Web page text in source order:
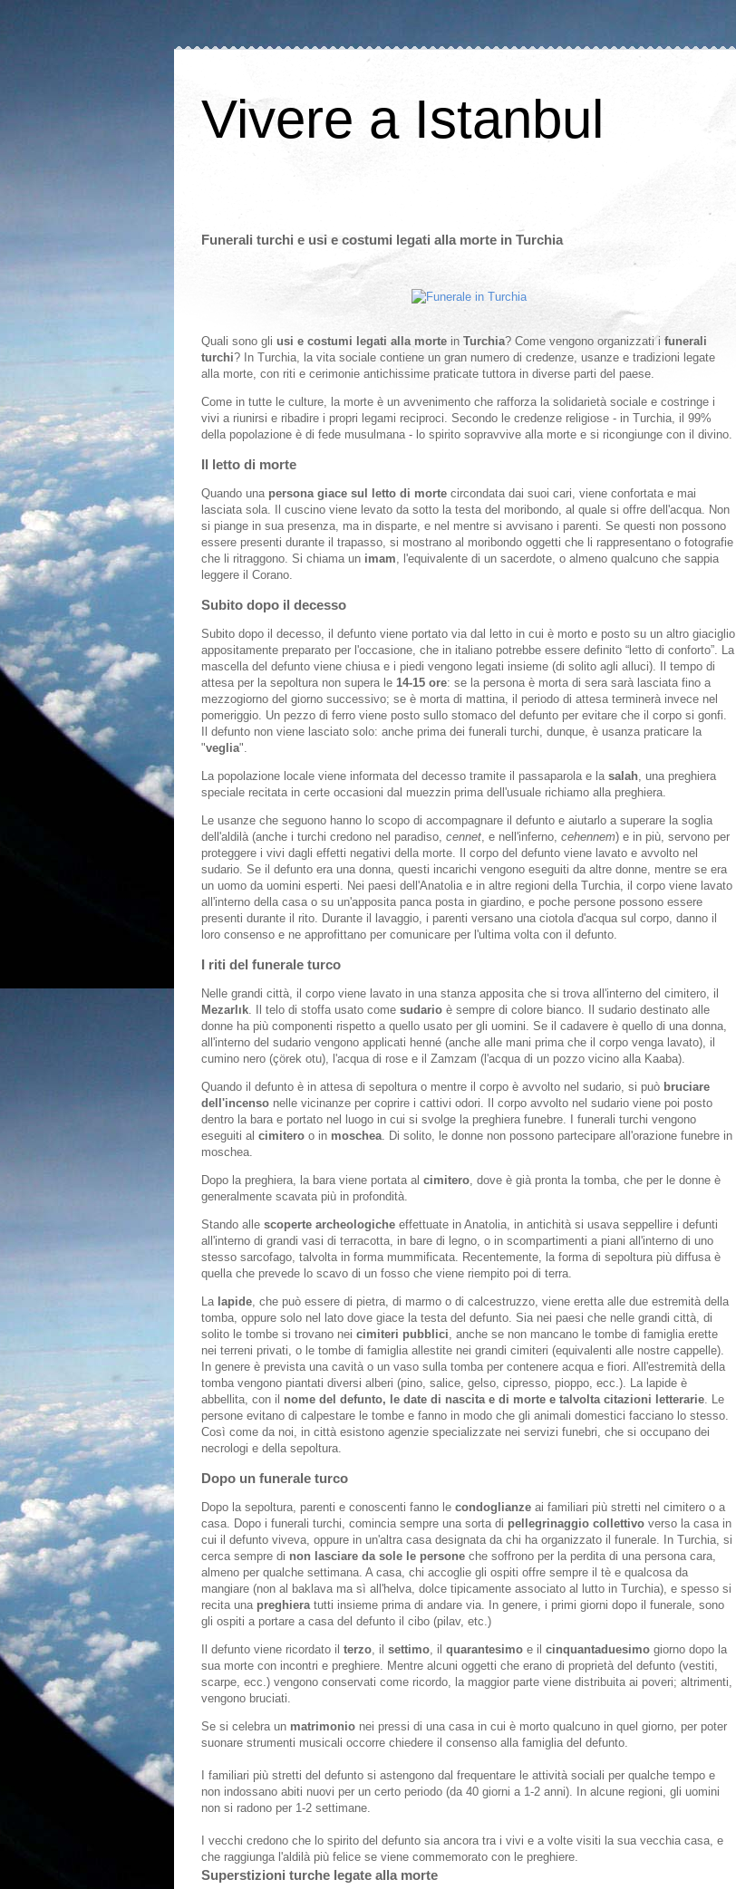
Vivere a Istanbul
Funerali turchi e usi e costumi legati alla morte in Turchia
Quali sono gli usi e costumi legati alla morte in Turchia? Come vengono organizzati i funerali
turchi? In Turchia, la vita sociale contiene un gran numero di credenze, usanze e tradizioni legate
alla morte, con riti e cerimonie antichissime praticate tuttora in diverse parti del paese.
Come in tutte le culture, la morte è un avvenimento che rafforza la solidarietà sociale e costringe i
vivi a riunirsi e ribadire i propri legami reciproci. Secondo le credenze religiose - in Turchia, il 99%
della popolazione è di fede musulmana - lo spirito sopravvive alla morte e si ricongiunge con il divino.
Il letto di morte
Quando unapersona giace sul letto di morte circondata dai suoi cari, viene confortata e mai
lasciata sola. Il cuscino viene levato da sotto la testa del moribondo, al quale si offre dell'acqua. Non
si piange in sua presenza, ma in disparte, e nel mentre si avvisano i parenti. Se questi non possono
essere presenti durante il trapasso, si mostrano al moribondo oggetti che li rappresentano o fotografie
che li ritraggono. Si chiama un imam, l'equivalente di un sacerdote, o almeno qualcuno che sappia
leggere il Corano.
Subito dopo il decesso
Subito dopo il decesso, il defunto viene portato via dal letto in cui è morto e posto su un altro giaciglio
appositamente preparato per l'occasione, che in italiano potrebbe essere definito “letto di conforto”. La
mascella del defunto viene chiusa e i piedi vengono legati insieme (di solito agli alluci). Il tempo di
attesa per la sepoltura non supera le 14-15 ore: se la persona è morta di sera sarà lasciata fino a
mezzogiorno del giorno successivo; se è morta di mattina, il periodo di attesa terminerà invece nel
pomeriggio. Un pezzo di ferro viene posto sullo stomaco del defunto per evitare che il corpo si gonfi.
Il defunto non viene lasciato solo: anche prima dei funerali turchi, dunque, è usanza praticare la
"veglia".
La popolazione locale viene informata del decesso tramite il passaparola e la salah, una preghiera
speciale recitata in certe occasioni dal muezzin prima dell'usuale richiamo alla preghiera.
Le usanze che seguono hanno lo scopo di accompagnare il defunto e aiutarlo a superare la soglia
dell'aldilà (anche i turchi credono nel paradiso, cennet, e nell'inferno, cehennem) e in più, servono per
proteggere i vivi dagli effetti negativi della morte. Il corpo del defunto viene lavato e avvolto nel
sudario. Se il defunto era una donna, questi incarichi vengono eseguiti da altre donne, mentre se era
un uomo da uomini esperti. Nei paesi dell'Anatolia e in altre regioni della Turchia, il corpo viene lavato
all'interno della casa o su un'apposita panca posta in giardino, e poche persone possono essere
presenti durante il rito. Durante il lavaggio, i parenti versano una ciotola d'acqua sul corpo, danno il
loro consenso e ne approfittano per comunicare per l'ultima volta con il defunto.
I riti del funerale turco
Nelle grandi città, il corpo viene lavato in una stanza apposita che si trova all'interno del cimitero, il
Mezarlık. Il telo di stoffa usato come sudario è sempre di colore bianco. Il sudario destinato alle
donne ha più componenti rispetto a quello usato per gli uomini. Se il cadavere è quello di una donna,
all'interno del sudario vengono applicati henné (anche alle mani prima che il corpo venga lavato), il
cumino nero (çörek otu), l'acqua di rose e il Zamzam (l'acqua di un pozzo vicino alla Kaaba).
Quando il defunto è in attesa di sepoltura o mentre il corpo è avvolto nel sudario, si può bruciare
dell'incenso nelle vicinanze per coprire i cattivi odori. Il corpo avvolto nel sudario viene poi posto
dentro la bara e portato nel luogo in cui si svolge la preghiera funebre. I funerali turchi vengono
eseguiti al cimitero o in moschea. Di solito, le donne non possono partecipare all'orazione funebre in
moschea.
Dopo la preghiera, la bara viene portata al cimitero, dove è già pronta la tomba, che per le donne è
generalmente scavata più in profondità.
Stando alle scoperte archeologiche effettuate in Anatolia, in antichità si usava seppellire i defunti
all'interno di grandi vasi di terracotta, in bare di legno, o in scompartimenti a piani all'interno di uno
stesso sarcofago, talvolta in forma mummificata. Recentemente, la forma di sepoltura più diffusa è
quella che prevede lo scavo di un fosso che viene riempito poi di terra.
La lapide, che può essere di pietra, di marmo o di calcestruzzo, viene eretta alle due estremità della
tomba, oppure solo nel lato dove giace la testa del defunto. Sia nei paesi che nelle grandi città, di
solito le tombe si trovano nei cimiteri pubblici, anche se non mancano le tombe di famiglia erette
nei terreni privati, o le tombe di famiglia allestite nei grandi cimiteri (equivalenti alle nostre cappelle).
In genere è prevista una cavità o un vaso sulla tomba per contenere acqua e fiori. All'estremità della
tomba vengono piantati diversi alberi (pino, salice, gelso, cipresso, pioppo, ecc.). La lapide è
abbellita, con il nome del defunto, le date di nascita e di morte e talvolta citazioni letterarie. Le
persone evitano di calpestare le tombe e fanno in modo che gli animali domestici facciano lo stesso.
Così come da noi, in città esistono agenzie specializzate nei servizi funebri, che si occupano dei
necrologi e della sepoltura.
Dopo un funerale turco
Dopo la sepoltura, parenti e conoscenti fanno le condoglianze ai familiari più stretti nel cimitero o a
casa. Dopo i funerali turchi, comincia sempre una sorta di pellegrinaggio collettivo verso la casa in
cui il defunto viveva, oppure in un'altra casa designata da chi ha organizzato il funerale. In Turchia, si
cerca sempre di non lasciare da sole le persone che soffrono per la perdita di una persona cara,
almeno per qualche settimana. A casa, chi accoglie gli ospiti offre sempre il tè e qualcosa da
mangiare (non al baklava ma sì all'helva, dolce tipicamente associato al lutto in Turchia), e spesso si
recita una preghieratutti insieme prima di andare via. In genere, i primi giorni dopo il funerale, sono
gli ospiti a portare a casa del defunto il cibo (pilav, etc.)
Il defunto viene ricordato il terzo, il settimo, il quarantesimo e il cinquantaduesimo giorno dopo la
sua morte con incontri e preghiere. Mentre alcuni oggetti che erano di proprietà del defunto (vestiti,
scarpe, ecc.) vengono conservati come ricordo, la maggior parte viene distribuita ai poveri; altrimenti,
vengono bruciati.
Se si celebra un matrimonio nei pressi di una casa in cui è morto qualcuno in quel giorno, per poter
suonare strumenti musicali occorre chiedere il consenso alla famiglia del defunto.
I familiari più stretti del defunto si astengono dal frequentare le attività sociali per qualche tempo e
non indossano abiti nuovi per un certo periodo (da 40 giorni a 1-2 anni). In alcune regioni, gli uomini
non si radono per 1-2 settimane.
I vecchi credono che lo spirito del defunto sia ancora tra i vivi e a volte visiti la sua vecchia casa, e
che raggiunga l'aldilà più felice se viene commemorato con le preghiere.
Superstizioni turche legate alla morte